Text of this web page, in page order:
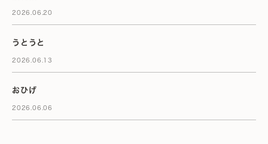
2026.06.20
うとうと
2026.06.13
おひげ
2026.06.06